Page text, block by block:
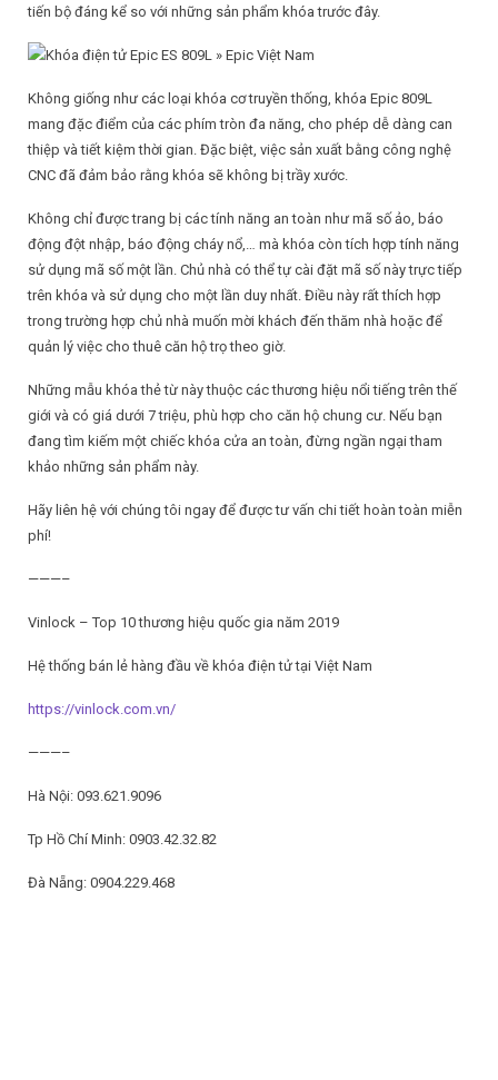
tiến bộ đáng kể so với những sản phẩm khóa trước đây.
Không giống như các loại khóa cơ truyền thống, khóa Epic 809L
mang đặc điểm của các phím tròn đa năng, cho phép dễ dàng can
thiệp và tiết kiệm thời gian. Đặc biệt, việc sản xuất bằng công nghệ
CNC đã đảm bảo rằng khóa sẽ không bị trầy xước.
Không chỉ được trang bị các tính năng an toàn như mã số ảo, báo
động đột nhập, báo động cháy nổ,… mà khóa còn tích hợp tính năng
sử dụng mã số một lần. Chủ nhà có thể tự cài đặt mã số này trực tiếp
trên khóa và sử dụng cho một lần duy nhất. Điều này rất thích hợp
trong trường hợp chủ nhà muốn mời khách đến thăm nhà hoặc để
quản lý việc cho thuê căn hộ trọ theo giờ.
Những mẫu khóa thẻ từ này thuộc các thương hiệu nổi tiếng trên thế
giới và có giá dưới 7 triệu, phù hợp cho căn hộ chung cư. Nếu bạn
đang tìm kiếm một chiếc khóa cửa an toàn, đừng ngần ngại tham
khảo những sản phẩm này.
Hãy liên hệ với chúng tôi ngay để được tư vấn chi tiết hoàn toàn miễn
phí!
———–
Vinlock – Top 10 thương hiệu quốc gia năm 2019
Hệ thống bán lẻ hàng đầu về khóa điện tử tại Việt Nam
https://vinlock.com.vn/
———–
Hà Nội: 093.621.9096
Tp Hồ Chí Minh: 0903.42.32.82
Đà Nẵng: 0904.229.468